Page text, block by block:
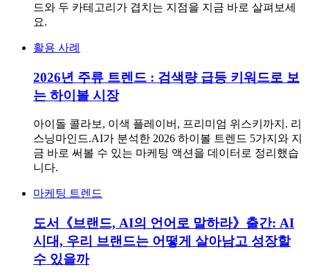
드와 두 카테고리가 겹치는 지점을 지금 바로 살펴보세
요.
활용 사례
2026년 주류 트렌드 : 검색량 급등 키워드로 보
는 하이볼 시장
아이돌 콜라보, 이색 플레이버, 프리미엄 위스키까지. 리
스닝마인드.AI가 분석한 2026 하이볼 트렌드 5가지와 지
금 바로 써볼 수 있는 마케팅 액션을 데이터로 정리했습
니다.
마케팅 트렌드
도서《브랜드, AI의 언어로 말하라》출간: AI
시대, 우리 브랜드는 어떻게 살아남고 성장할
수 있을까